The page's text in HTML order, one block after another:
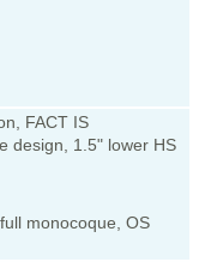
FACT IS
design, 1.5" lower HS
monocoque, OS